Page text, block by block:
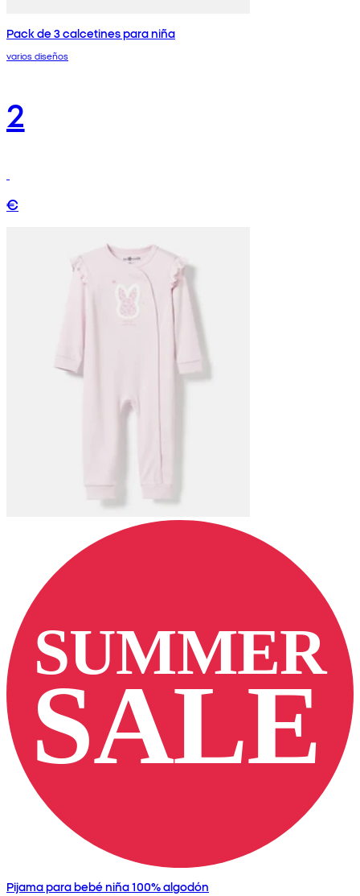
Pack de 3 calcetines para niña
varios diseños
2
€
Pijama para bebé niña 100% algodón